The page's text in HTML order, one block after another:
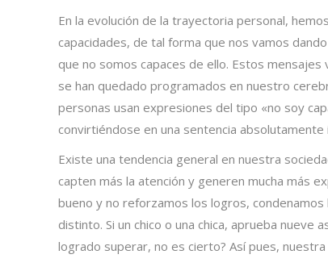
En la evolución de la trayectoria personal,
capacidades, de tal forma que nos vamos
que no somos capaces de ello. Estos
se han quedado programados en nuestro
personas usan expresiones del tipo «no soy
convirtiéndose en una sentencia
Existe una tendencia general en nuestra
capten más la atención y generen mucha más
bueno y no reforzamos los logros,
distinto. Si un chico o una chica, aprueba nueve
logrado superar, no es cierto? Así pues,